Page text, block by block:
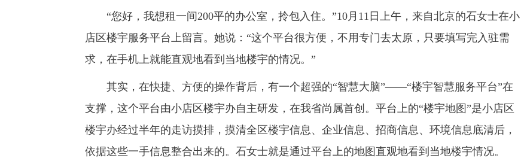
“您好，我想租一间200平的办公室，拎包入住。”10月11日上午，来自北京的石女士在小
店区楼宇服务平台上留言。她说：“这个平台很方便，不用专门去太原，只要填写完入驻需
求，在手机上就能直观地看到当地楼宇的情况。”
其实，在快捷、方便的操作背后，有一个超强的“智慧大脑”——“楼宇智慧服务平台”在
支撑，这个平台由小店区楼宇办自主研发，在我省尚属首创。平台上的“楼宇地图”是小店区
楼宇办经过半年的走访摸排，摸清全区楼宇信息、企业信息、招商信息、环境信息底清后，
依据这些一手信息整合出来的。石女士就是通过平台上的地图直观地看到当地楼宇情况。